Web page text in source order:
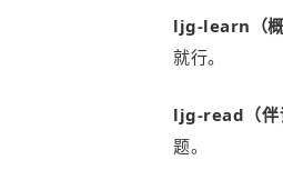
ljg-learn（概
就行。
ljg-read（伴
题。